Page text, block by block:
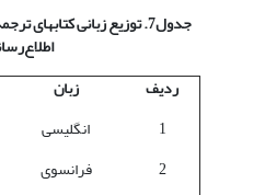
جدول7. توزیع زبانی
ردیف
زبان
1
انگلیسی
2
فرانسوی